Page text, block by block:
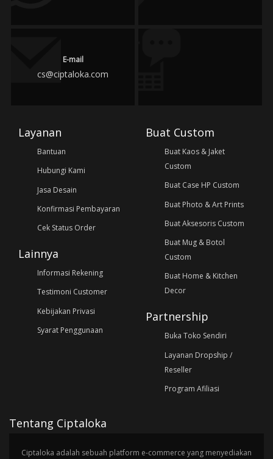
E-mail
cs@ciptaloka.com
Layanan
Bantuan
Hubungi Kami
Jasa Desain
Konfirmasi Pembayaran
Cek Status Order
Lainnya
Informasi Rekening
Testimoni Customer
Kebijakan Privasi
Syarat Penggunaan
Buat Custom
Buat Kaos & Jaket
Custom
Buat Case HP Custom
Buat Photo & Art Prints
Buat Aksesoris Custom
Buat Mug & Botol
Custom
Buat Home & Kitchen
Decor
Partnership
Buka Toko Sendiri
Layanan Dropship /
Reseller
Program Afiliasi
Tentang Ciptaloka
Ciptaloka adalah sebuah platform e-commerce yang menyediakan